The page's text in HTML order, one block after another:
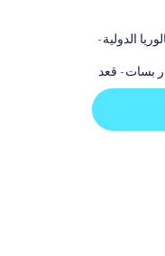
الدولية -
بسات - قعد